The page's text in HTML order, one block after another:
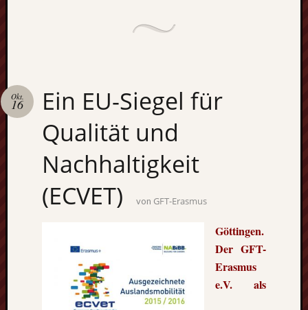
Ein EU-Siegel für
Qualität und
Nachhaltigkeit
(ECVET)
Okt.
16
von GFT-Erasmus
Göttingen.
Der GFT-
Erasmus
e.V. als